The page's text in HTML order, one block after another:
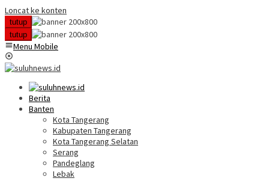
Loncat ke konten
tutup
tutup
Menu Mobile
Berita
Banten
Kota Tangerang
Kabupaten Tangerang
Kota Tangerang Selatan
Serang
Pandeglang
Lebak